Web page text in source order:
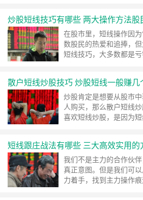
炒股短线技巧有哪些 两大操作方法
在股市里，短线操作因
数股民的热爱和追捧，
短线技巧，大多数都是
散户短线炒股技巧 炒股短线一般赚几
炒股肯定是想要从股市
人购买，那么散户短线
喜欢短线炒股，是因为
短线跟庄战法有哪些 三大高效实用的
我们不是主力的合作伙
真正意图。但是我们可
力着手，找到主力操作